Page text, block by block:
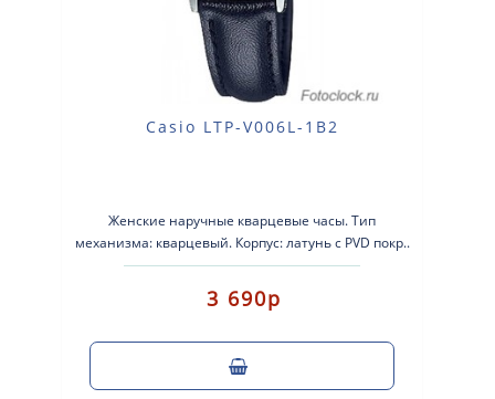
Casio LTP-V006L-1B2
Женские наручные кварцевые часы. Тип
механизма: кварцевый. Корпус: латунь с PVD покр..
3 690р